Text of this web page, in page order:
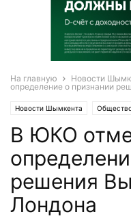
На главную Новости
определение о признании
Новости Шымкента
В ЮКО
решения
Лондона